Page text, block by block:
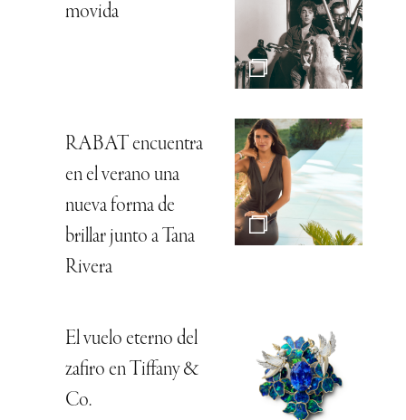
movida
RABAT encuentra
en el verano una
nueva forma de
brillar junto a Tana
Rivera
El vuelo eterno del
zafiro en Tiffany &
Co.